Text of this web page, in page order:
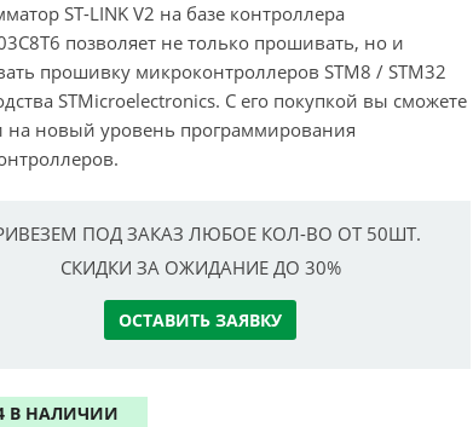
ST-LINK V2 на базе контроллера
позволяет не только прошивать, но и
прошивку микроконтроллеров STM8 / STM32
STMicroelectronics. С его покупкой вы сможете
на новый уровень программирования
ПОД ЗАКАЗ ЛЮБОЕ КОЛ-ВО ОТ 50ШТ.
СКИДКИ ЗА ОЖИДАНИЕ ДО 30%
ОСТАВИТЬ ЗАЯВКУ
В НАЛИЧИИ